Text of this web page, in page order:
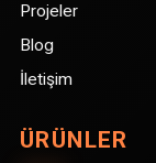
Projeler
Blog
İletişim
ÜRÜNLER